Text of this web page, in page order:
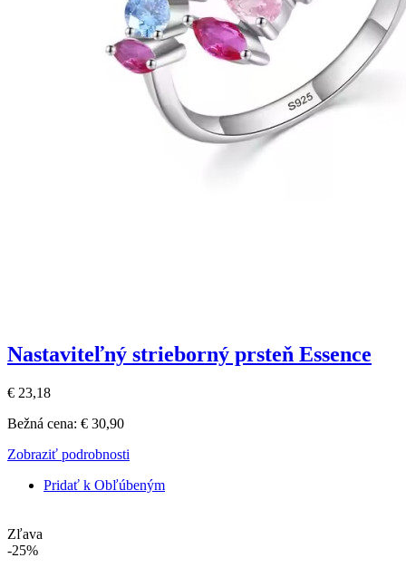
Nastaviteľný strieborný prsteň Essence
€ 23,18
Bežná cena: € 30,90
Zobraziť podrobnosti
Pridať k Obľúbeným
Zľava
-25%